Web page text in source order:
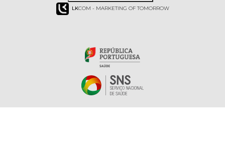
LKCOM - MARKETING OF TOMORROW